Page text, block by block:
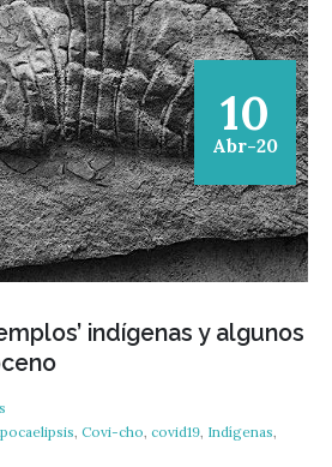
10
Abr-20
indígenas y algunos
, Covi-cho, covid19, Indígenas,